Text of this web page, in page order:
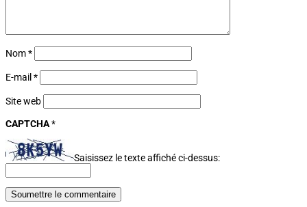
Nom*
E-mail *
Site web
CAPTCHA*
Saisissez le texte affiché ci-dessus:
Soumettre le commentaire